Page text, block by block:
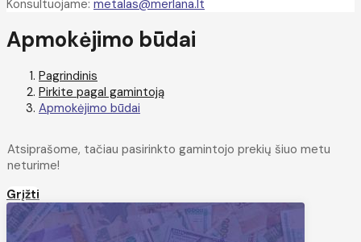
Konsultuojame: metalas@merlana.lt
Apmokėjimo būdai
Pagrindinis
Pirkite pagal gamintoją
Apmokėjimo būdai
Atsiprašome, tačiau pasirinkto gamintojo prekių šiuo metu
neturime!
Grįžti